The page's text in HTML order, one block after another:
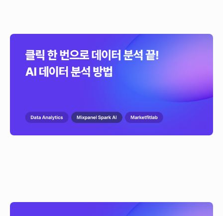
클릭 한 번으로 데이터 분석 끝! AI 데이터 분석 3가지
방법
이제 클릭 몇 번이면 사용자 행동 데이터를 분석하고 인사이트를 얻을 수
있어요. 초보자도 쉽게 시작할 수 있는 AI 데이터 분석 3가지 방법, 지금 바로
LLM(대형 언어 모델)이란? 프로덕트에 어떻게 활용할